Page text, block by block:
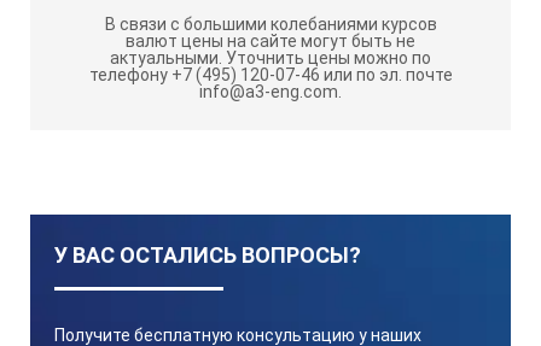
Точность:
Минимальная индикация:
Brix 0.1％;
В связи с большими колебаниями курсов
валют цены на сайте могут быть не
актуальными. Уточнить цены можно по
телефону +7 (495) 120-07-46 или по эл. почте
info@a3-eng.com.
У ВАС ОСТАЛИСЬ ВОПРОСЫ?
Получите бесплатную консультацию у наших